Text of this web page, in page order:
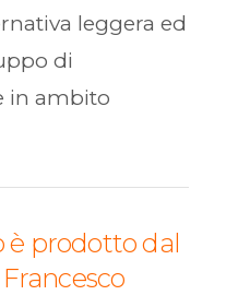
leggera ed
di
in ambito
prodotto dal